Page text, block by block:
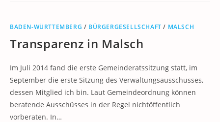
BADEN-WÜRTTEMBERG / BÜRGERGESELLSCHAFT / MALSCH
Transparenz in Malsch
Im Juli 2014 fand die erste Gemeinderatssitzung statt, im
September die erste Sitzung des Verwaltungsausschusses,
dessen Mitglied ich bin. Laut Gemeindeordnung können
beratende Ausschüsses in der Regel nichtöffentlich
vorberaten. In…